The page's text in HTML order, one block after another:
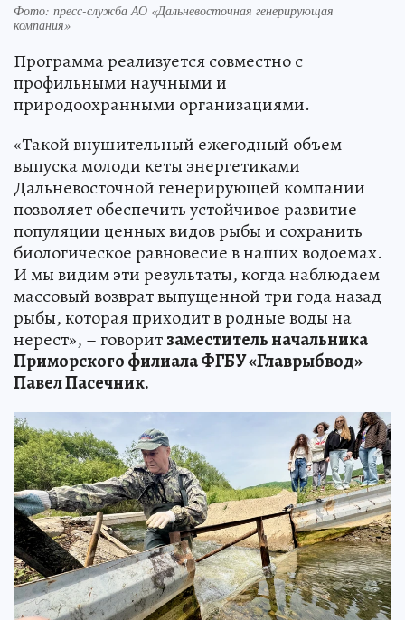
Фото: пресс-служба АО «Дальневосточная генерирующая
компания»
Программа реализуется совместно с
профильными научными и
природоохранными организациями.
«Такой внушительный ежегодный объем
выпуска молоди кеты энергетиками
Дальневосточной генерирующей компании
позволяет обеспечить устойчивое развитие
популяции ценных видов рыбы и сохранить
биологическое равновесие в наших водоемах.
И мы видим эти результаты, когда наблюдаем
массовый возврат выпущенной три года назад
рыбы, которая приходит в родные воды на
нерест», – говоритзаместитель начальника
Приморского филиала ФГБУ «Главрыбвод»
Павел Пасечник.